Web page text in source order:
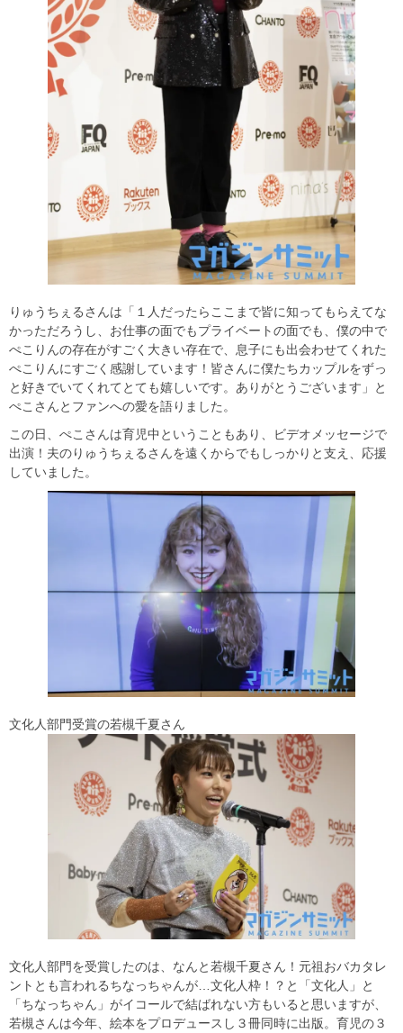
りゅうちぇるさんは「１人だったらここまで皆に知ってもらえてな
かっただろうし、お仕事の面でもプライベートの面でも、僕の中で
ぺこりんの存在がすごく大きい存在で、息子にも出会わせてくれた
ぺこりんにすごく感謝しています！皆さんに僕たちカップルをずっ
と好きでいてくれてとても嬉しいです。ありがとうございます」と
ぺこさんとファンへの愛を語りました。
この日、ぺこさんは育児中ということもあり、ビデオメッセージで
出演！夫のりゅうちぇるさんを遠くからでもしっかりと支え、応援
していました。
文化人部門受賞の若槻千夏さん
文化人部門を受賞したのは、なんと若槻千夏さん！元祖おバカタレ
ントとも言われるちなっちゃんが…文化人枠！？と「文化人」と
「ちなっちゃん」がイコールで結ばれない方もいると思いますが、
若槻さんは今年、絵本をプロデュースし３冊同時に出版。育児の３